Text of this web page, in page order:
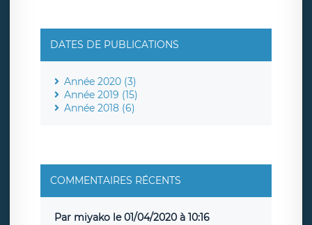
DATES DE PUBLICATIONS
Année 2020 (3)
Année 2019 (15)
Année 2018 (6)
COMMENTAIRES RÉCENTS
Par miyako le 01/04/2020 à 10:16